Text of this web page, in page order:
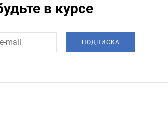
в курсе
ПОДПИСКА